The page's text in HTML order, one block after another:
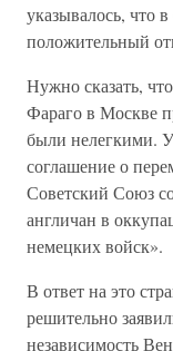
указывалось, что
положительный
Нужно сказать,
Фараго в Москве
были нелегкими.
соглашение о
Советский Союз
англичан в
немецких войск».
В ответ на это
решительно
независимость